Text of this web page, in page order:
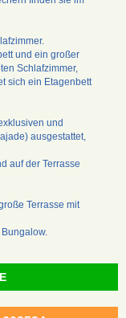
und ein großer
Schlafzimmer,
sich ein Etagenbett
und
ausgestattet,
auf der Terrasse
Terrasse mit